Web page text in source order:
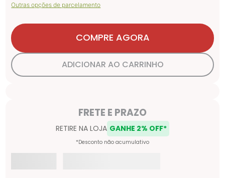
Outras opções de parcelamento
COMPRE AGORA
ADICIONAR AO CARRINHO